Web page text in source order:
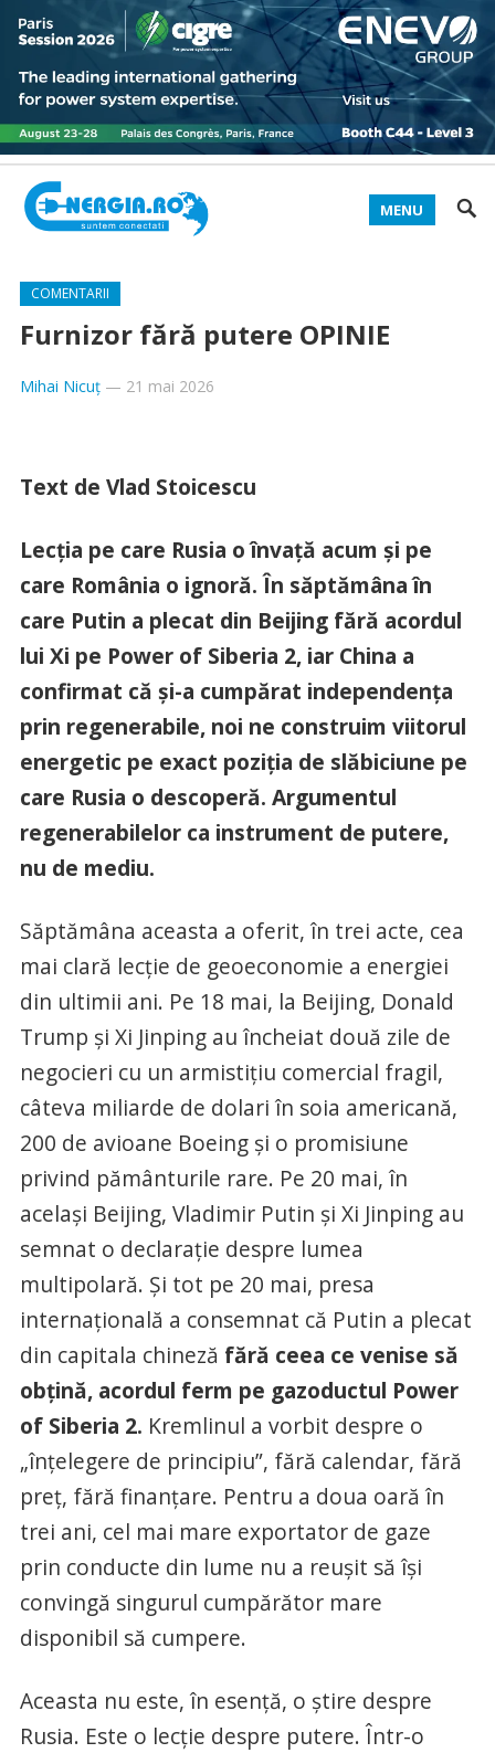
MENU
COMENTARII
Furnizor fără putere OPINIE
Mihai Nicuț— 21 mai 2026
Text de Vlad Stoicescu
Lecția pe care Rusia o învață acum și pe
care România o ignoră. În săptămâna în
care Putin a plecat din Beijing fără acordul
lui Xi pe Power of Siberia 2, iar China a
confirmat că și-a cumpărat independența
prin regenerabile, noi ne construim viitorul
energetic pe exact poziția de slăbiciune pe
care Rusia o descoperă. Argumentul
regenerabilelor ca instrument de putere,
nu de mediu.
Săptămâna aceasta a oferit, în trei acte, cea
mai clară lecție de geoeconomie a energiei
din ultimii ani. Pe 18 mai, la Beijing, Donald
Trump și Xi Jinping au încheiat două zile de
negocieri cu un armistițiu comercial fragil,
câteva miliarde de dolari în soia americană,
200 de avioane Boeing și o promisiune
privind pământurile rare. Pe 20 mai, în
același Beijing, Vladimir Putin și Xi Jinping au
semnat o declarație despre lumea
multipolară. Și tot pe 20 mai, presa
internațională a consemnat că Putin a plecat
din capitala chineză fără ceea ce venise să
obțină, acordul ferm pe gazoductul Power
of Siberia 2. Kremlinul a vorbit despre o
„înțelegere de principiu”, fără calendar, fără
preț, fără finanțare. Pentru a doua oară în
trei ani, cel mai mare exportator de gaze
prin conducte din lume nu a reușit să își
convingă singurul cumpărător mare
disponibil să cumpere.
Aceasta nu este, în esență, o știre despre
Rusia. Este o lecție despre putere. Într-o